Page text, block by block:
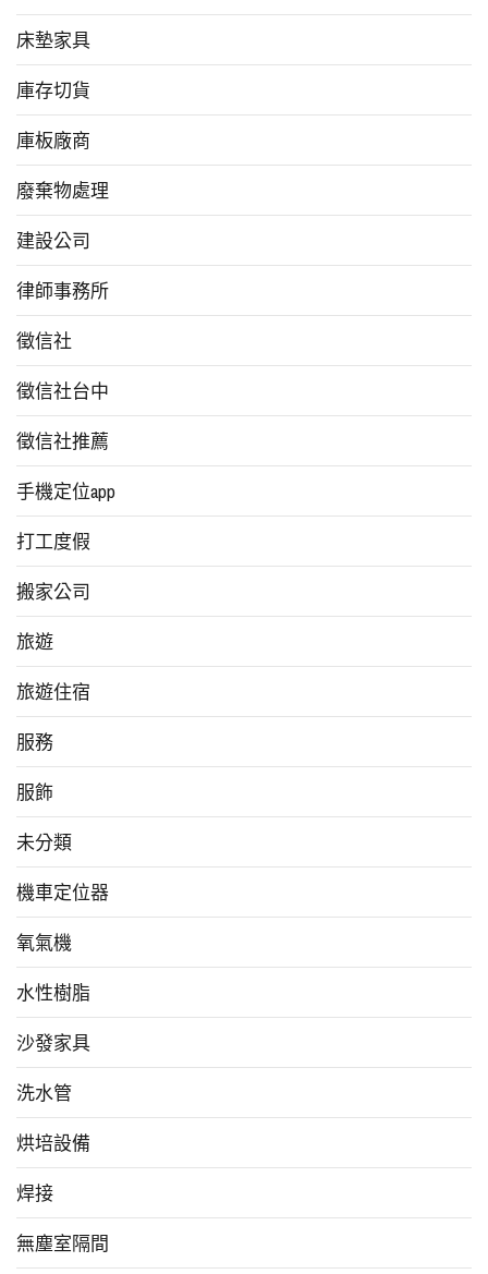
床墊家具
庫存切貨
庫板廠商
廢棄物處理
建設公司
律師事務所
徵信社
徵信社台中
徵信社推薦
手機定位app
打工度假
搬家公司
旅遊
旅遊住宿
服務
服飾
未分類
機車定位器
氧氣機
水性樹脂
沙發家具
洗水管
烘培設備
焊接
無塵室隔間